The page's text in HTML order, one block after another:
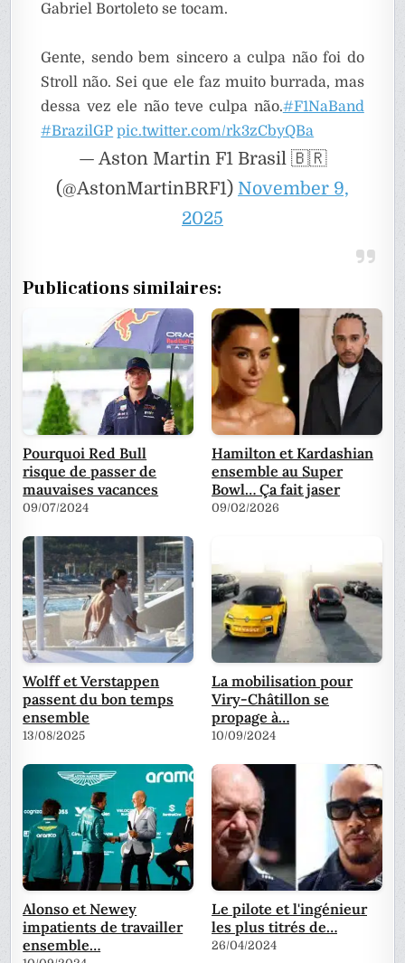
Gabriel Bortoleto se tocam.
Gente, sendo bem sincero a culpa não foi do
Stroll não. Sei que ele faz muito burrada, mas
dessa vez ele não teve culpa não.#F1NaBand
#BrazilGP pic.twitter.com/rk3zCbyQBa
— Aston Martin F1 Brasil 🇧🇷
(@AstonMartinBRF1) November 9,
2025
Publications similaires:
Pourquoi Red Bull
risque de passer de
mauvaises vacances
09/07/2024
Hamilton et Kardashian
ensemble au Super
Bowl… Ça fait jaser
09/02/2026
Wolff et Verstappen
passent du bon temps
ensemble
13/08/2025
La mobilisation pour
Viry-Châtillon se
propage à…
10/09/2024
Alonso et Newey
impatients de travailler
ensemble…
Le pilote et l'ingénieur
les plus titrés de…
26/04/2024